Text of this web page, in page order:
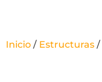
Inicio / Estructuras /